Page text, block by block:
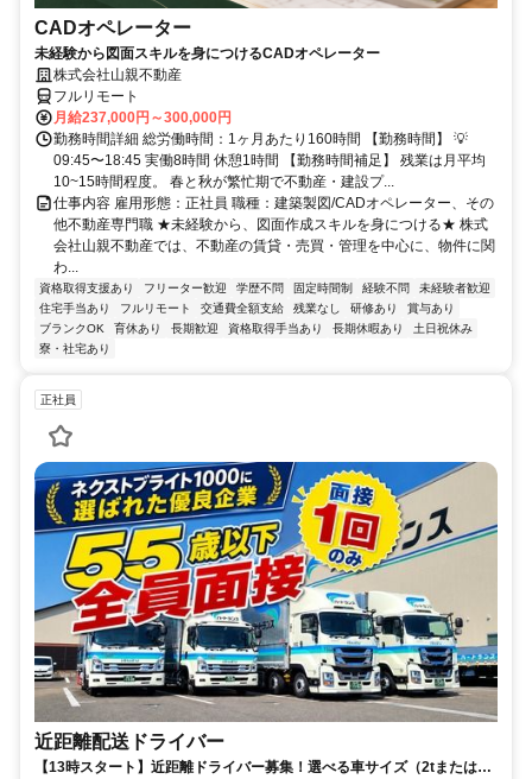
CADオペレーター
未経験から図面スキルを身につけるCADオペレーター
株式会社山親不動産
フルリモート
月給237,000円～300,000円
勤務時間詳細 総労働時間：1ヶ月あたり160時間 【勤務時間】 💡
09:45〜18:45 実働8時間 休憩1時間 【勤務時間補足】 残業は月平均
10~15時間程度。 春と秋が繁忙期で不動産・建設プ...
仕事内容 雇用形態：正社員 職種：建築製図/CADオペレーター、その
他不動産専門職 ★未経験から、図面作成スキルを身につける★ 株式
会社山親不動産では、不動産の賃貸・売買・管理を中心に、物件に関
わ...
資格取得支援あり フリーター歓迎 学歴不問 固定時間制 経験不問
未経験者歓迎
住宅手当あり
フルリモート 交通費全額支給 残業なし 研修あり
賞与あり
ブランクOK
育休あり 長期歓迎 資格取得手当あり 長期休暇あり
土日祝休み
寮・社宅あり
正社員
近距離配送ドライバー
【13時スタート】近距離ドライバー募集！選べる車サイズ（2tまたは